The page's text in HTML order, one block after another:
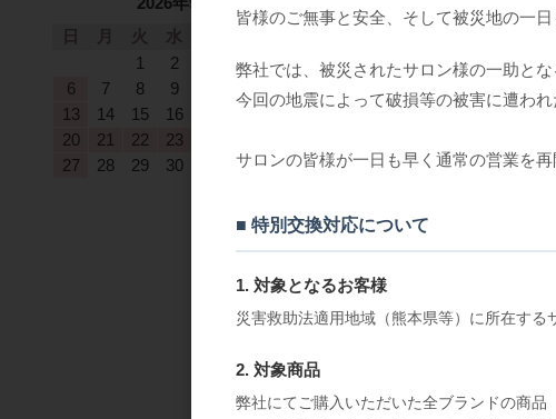
1
2 4
5
6
7 8 9 11
12
13
14 15 16 18
20
21 22 23
27
28 29 30
皆様のご無事と安全、そして被災地の一
弊社では、被災されたサロン様の一助とな
今回の地震によって破損等の被害に遭わ
サロンの皆様が一日も早く通常の営業を
■ 特別交換対応について
1. 対象となるお客様
災害救助法適用地域（熊本県等）に所在する
2. 対象商品
弊社にてご購入いただいた全ブランドの商品